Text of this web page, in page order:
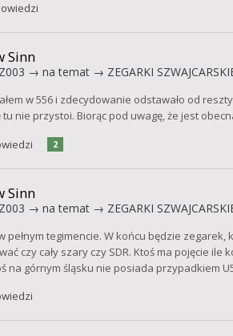
Sinn
→ na temat → ZEGARKI
w 556 i zdecydowanie odstawało od
nie przystoi. Biorąc pod uwagę, że jest
2
Sinn
→ na temat → ZEGARKI
pełnym tegimencie. W końcu będzie zegarek,
czy cały szary czy SDR. Ktoś ma pojęcie
na górnym śląsku nie posiada przypadkiem